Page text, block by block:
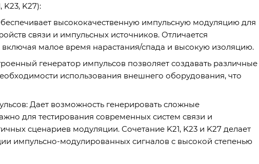
K27):
высококачественную импульсную модуляцию для
связи и импульсных источников. Отличается
малое время нарастания/спада и высокую изоляцию.
генератор импульсов позволяет создавать различные
использования внешнего оборудования, что
Дает возможность генерировать сложные
для тестирования современных систем связи и
сценариев модуляции. Сочетание K21, K23 и K27 делает
импульсно-модулированных сигналов с высокой степенью